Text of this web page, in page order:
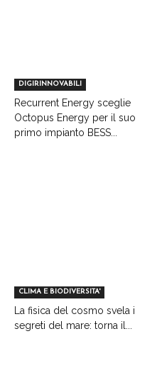
DIGIRINNOVABILI
Recurrent Energy sceglie
Octopus Energy per il suo
primo impianto BESS...
CLIMA E BIODIVERSITA'
La fisica del cosmo svela i
segreti del mare: torna il...